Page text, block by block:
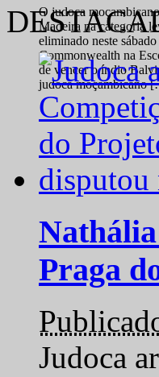
O judoca
Madeira na categoria
eliminado neste
Commonwealth na
de vencer o índio
judoca moçambicano
Praga
Judoca